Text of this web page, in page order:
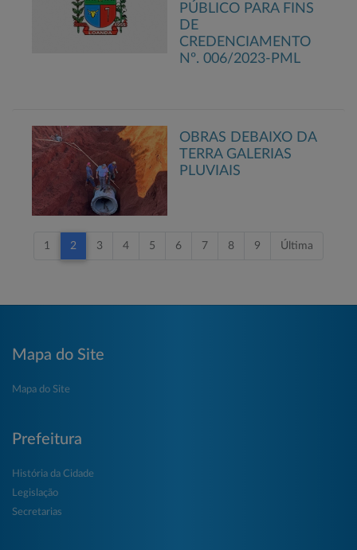
PÚBLICO PARA FINS
DE
CREDENCIAMENTO
Nº. 006/2023-PML
OBRAS DEBAIXO DA
TERRA GALERIAS
PLUVIAIS
1 2 3 4 5 6 7 8 9 Última
Mapa do Site
Mapa do Site
Prefeitura
História da Cidade
Legislação
Secretarias